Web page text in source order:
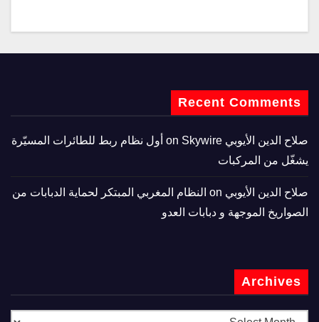
Recent Comments
صلاح الدين الأيوبي
Skywire أول نظام ربط للطائرات المسيّرة
يشغّل من المركبات
صلاح الدين الأيوبي
النظام المغربي المبتكر لحماية الدبابات من
الصواريخ الموجهة و دبابات العدو
Archives